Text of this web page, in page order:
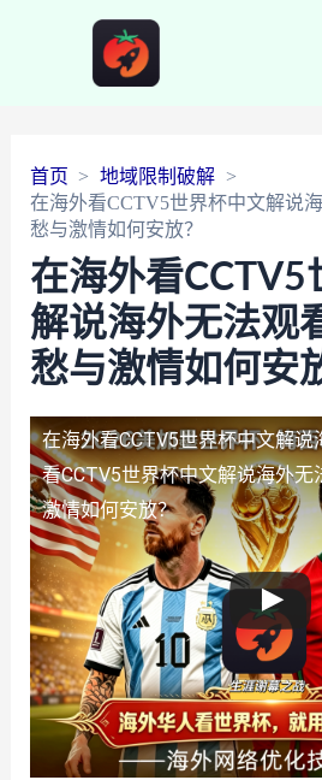
首页
地域限制破解
在海外看CCTV5世界杯中文解说
愁与激情如何安放？
在海外看CCTV5
解说海外无法观
愁与激情如何安
在海外看CCTV5世界杯中文解说
看CCTV5世界杯中文解说海外无
激情如何安放？